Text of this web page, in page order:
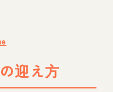
迎え方